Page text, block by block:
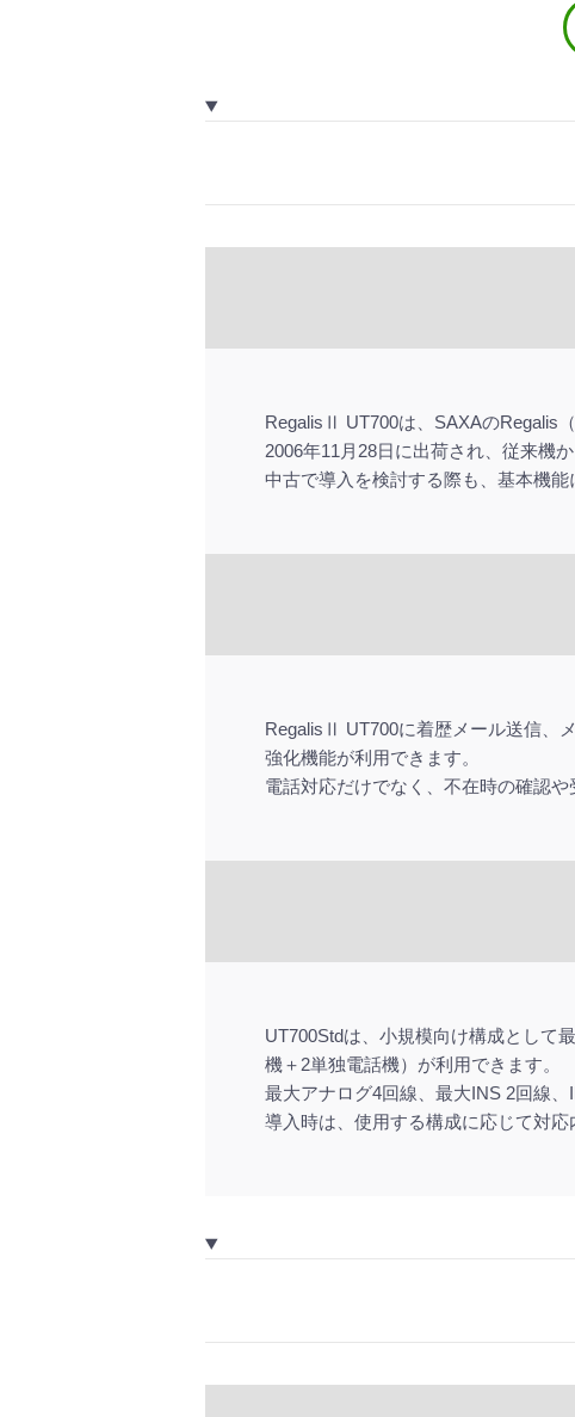
RegalisⅡ UT700は、SAXAのRegalis
2006年11月28日に出荷され、従来機
中古で導入を検討する際も、基本機
RegalisⅡ UT700に着歴メール送信、
強化機能が利用できます。
電話対応だけでなく、不在時の確認
UT700Stdは、小規模向け構成として
機＋2単独電話機）が利用できます。
最大アナログ4回線、最大INS 2回線
導入時は、使用する構成に応じて対応